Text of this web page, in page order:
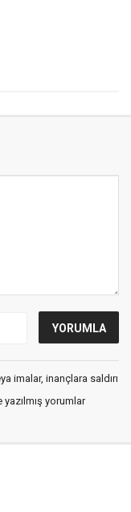
imalar, inançlara saldırı
yorumlar